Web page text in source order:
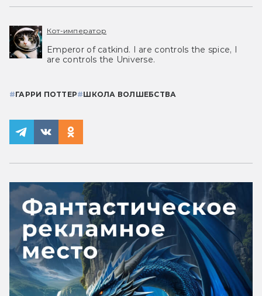
Кот-император
Emperor of catkind. I are controls the spice, I
are controls the Universe.
#ГАРРИ ПОТТЕР#ШКОЛА ВОЛШЕБСТВА